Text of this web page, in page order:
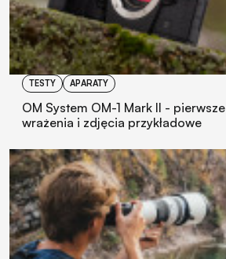
TESTY APARATY
OM System OM-1 Mark II - pierwsze
wrażenia i zdjęcia przykładowe